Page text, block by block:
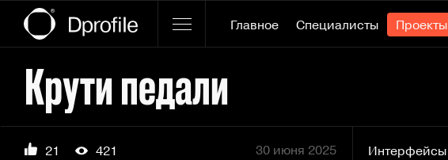
Главное Специалисты Проекты
Крути педали
21 421 30 июня 2025 Интерфейсы